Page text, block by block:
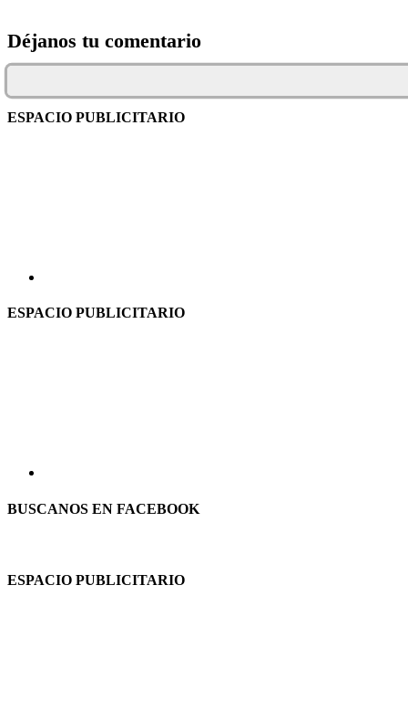
Déjanos tu comentario
ESPACIO PUBLICITARIO
ESPACIO PUBLICITARIO
BUSCANOS EN FACEBOOK
ESPACIO PUBLICITARIO